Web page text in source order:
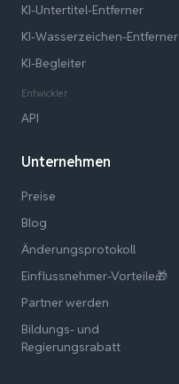
KI-Untertitel-Entferner
KI-Wasserzeichen-Entferner
KI-Begleiter
Entwickler
API
Unternehmen
Preise
Blog
Änderungsprotokoll
Einflussnehmer-Vorteile🎁
Partner werden
Bildungs- und
Regierungsrabatt